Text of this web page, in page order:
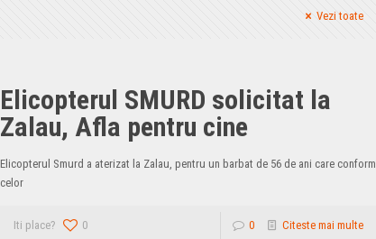
Vezi toate
Elicopterul SMURD solicitat la
Zalau, Afla pentru cine
Elicopterul Smurd a aterizat la Zalau, pentru un barbat de 56 de ani care conform
celor
Iti place? 0 0 Citeste mai multe